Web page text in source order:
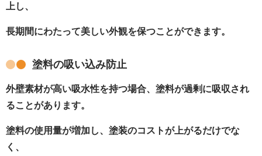
上し、
長期間にわたって美しい外観を保つことができます。
塗料の吸い込み防止
外壁素材が高い吸水性を持つ場合、塗料が過剰に吸収され
ることがあります。
塗料の使用量が増加し、塗装のコストが上がるだけでな
く、